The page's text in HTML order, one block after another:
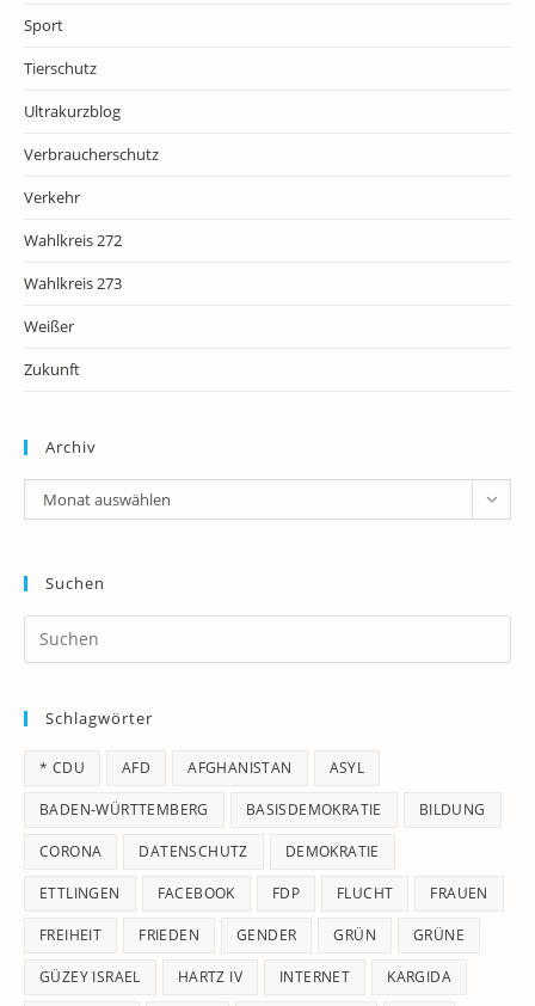
Sport
Tierschutz
Ultrakurzblog
Verbraucherschutz
Verkehr
Wahlkreis 272
Wahlkreis 273
Weißer
Zukunft
Archiv
Archiv
Monat auswählen
Suchen
Schlagwörter
* CDU AFD AFGHANISTAN ASYL
BADEN-WÜRTTEMBERG BASISDEMOKRATIE BILDUNG
CORONA DATENSCHUTZ DEMOKRATIE
ETTLINGEN FACEBOOK FDP FLUCHT FRAUEN
FREIHEIT FRIEDEN GENDER GRÜN GRÜNE
GÜZEY ISRAEL HARTZ IV INTERNET KARGIDA